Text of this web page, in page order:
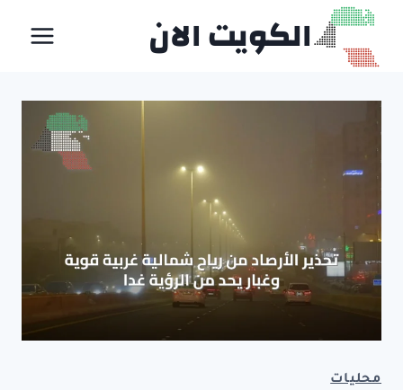
التجاوز
المحتوى
الكويت الان
محليات